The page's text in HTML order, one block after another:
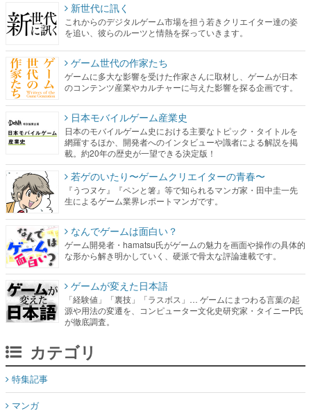
新世代に訊く
これからのデジタルゲーム市場を担う若きクリエイター達の姿
を追い、彼らのルーツと情熱を探っていきます。
ゲーム世代の作家たち
ゲームに多大な影響を受けた作家さんに取材し、ゲームが日本
のコンテンツ産業やカルチャーに与えた影響を探る企画です。
日本モバイルゲーム産業史
日本のモバイルゲーム史における主要なトピック・タイトルを
網羅するほか、開発者へのインタビューや識者による解説を掲
載。約20年の歴史が一望できる決定版！
若ゲのいたり〜ゲームクリエイターの青春〜
『うつヌケ』『ペンと箸』等で知られるマンガ家・田中圭一先
生によるゲーム業界レポートマンガです。
なんでゲームは面白い？
ゲーム開発者・hamatsu氏がゲームの魅力を画面や操作の具体的
な形から解き明かしていく、硬派で骨太な評論連載です。
ゲームが変えた日本語
「経験値」「裏技」「ラスボス」… ゲームにまつわる言葉の起
源や用法の変遷を、コンピューター文化史研究家・タイニーP氏
が徹底調査。
カテゴリ
特集記事
マンガ